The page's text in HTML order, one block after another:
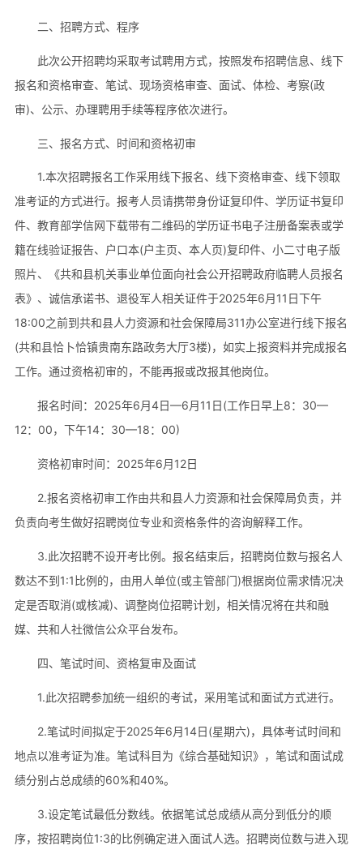
二、招聘方式、程序
此次公开招聘均采取考试聘用方式，按照发布招聘信息、线下
报名和资格审查、笔试、现场资格审查、面试、体检、考察(政
审)、公示、办理聘用手续等程序依次进行。
三、报名方式、时间和资格初审
1.本次招聘报名工作采用线下报名、线下资格审查、线下领取
准考证的方式进行。报考人员请携带身份证复印件、学历证书复印
件、教育部学信网下载带有二维码的学历证书电子注册备案表或学
籍在线验证报告、户口本(户主页、本人页)复印件、小二寸电子版
照片、《共和县机关事业单位面向社会公开招聘政府临聘人员报名
表》、诚信承诺书、退役军人相关证件于2025年6月11日下午
18:00之前到共和县人力资源和社会保障局311办公室进行线下报名
(共和县恰卜恰镇贵南东路政务大厅3楼)，如实上报资料并完成报名
工作。通过资格初审的，不能再报或改报其他岗位。
报名时间：2025年6月4日—6月11日(工作日早上8：30—
12：00，下午14：30—18：00)
资格初审时间：2025年6月12日
2.报名资格初审工作由共和县人力资源和社会保障局负责，并
负责向考生做好招聘岗位专业和资格条件的咨询解释工作。
3.此次招聘不设开考比例。报名结束后，招聘岗位数与报名人
数达不到1:1比例的，由用人单位(或主管部门)根据岗位需求情况决
定是否取消(或核减)、调整岗位招聘计划，相关情况将在共和融
媒、共和人社微信公众平台发布。
四、笔试时间、资格复审及面试
1.此次招聘参加统一组织的考试，采用笔试和面试方式进行。
2.笔试时间拟定于2025年6月14日(星期六)，具体考试时间和
地点以准考证为准。笔试科目为《综合基础知识》，笔试和面试成
绩分别占总成绩的60%和40%。
3.设定笔试最低分数线。依据笔试总成绩从高分到低分的顺
序，按招聘岗位1:3的比例确定进入面试人选。招聘岗位数与进入现